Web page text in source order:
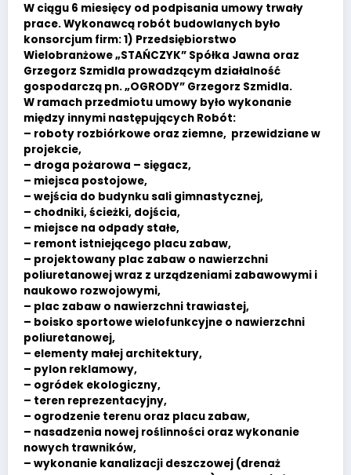
W ciągu 6 miesięcy od podpisania umowy trwały
prace. Wykonawcą robót budowlanych było
konsorcjum firm: 1) Przedsiębiorstwo
Wielobranżowe „STAŃCZYK” Spółka Jawna oraz
Grzegorz Szmidla prowadzącym działalność
gospodarczą pn. „OGRODY” Grzegorz Szmidla.
W ramach przedmiotu umowy było wykonanie
między innymi następujących Robót:
– roboty rozbiórkowe oraz ziemne, przewidziane w
projekcie,
– droga pożarowa – sięgacz,
– miejsca postojowe,
– wejścia do budynku sali gimnastycznej,
– chodniki, ścieżki, dojścia,
– miejsce na odpady stałe,
– remont istniejącego placu zabaw,
– projektowany plac zabaw o nawierzchni
poliuretanowej wraz z urządzeniami zabawowymi i
naukowo rozwojowymi,
– plac zabaw o nawierzchni trawiastej,
– boisko sportowe wielofunkcyjne o nawierzchni
poliuretanowej,
– elementy małej architektury,
– pylon reklamowy,
– ogródek ekologiczny,
– teren reprezentacyjny,
– ogrodzenie terenu oraz placu zabaw,
– nasadzenia nowej roślinności oraz wykonanie
nowych trawników,
– wykonanie kanalizacji deszczowej (drenaż